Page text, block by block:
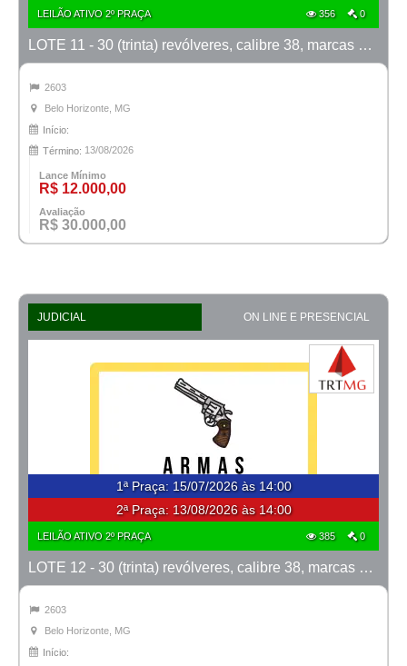
LEILÃO ATIVO 2º PRAÇA 356 0
LOTE 11 - 30 (trinta) revólveres, calibre 38, marcas Taurus e Rossi
2603
Belo Horizonte, MG
Início:
Término: 13/08/2026
Lance Mínimo
R$ 12.000,00
Avaliação
R$ 30.000,00
JUDICIAL ON LINE E PRESENCIAL
1ª Praça: 15/07/2026 às 14:00
2ª Praça: 13/08/2026 às 14:00
LEILÃO ATIVO 2º PRAÇA 385 0
LOTE 12 - 30 (trinta) revólveres, calibre 38, marcas Taurus e Rossi
2603
Belo Horizonte, MG
Início: